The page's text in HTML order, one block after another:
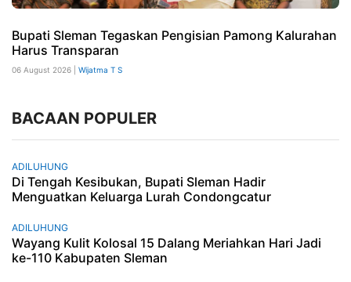
Bupati Sleman Tegaskan Pengisian Pamong Kalurahan
Harus Transparan
06 August 2026 | Wijatma T S
BACAAN POPULER
ADILUHUNG
Di Tengah Kesibukan, Bupati Sleman Hadir
Menguatkan Keluarga Lurah Condongcatur
ADILUHUNG
Wayang Kulit Kolosal 15 Dalang Meriahkan Hari Jadi
ke-110 Kabupaten Sleman